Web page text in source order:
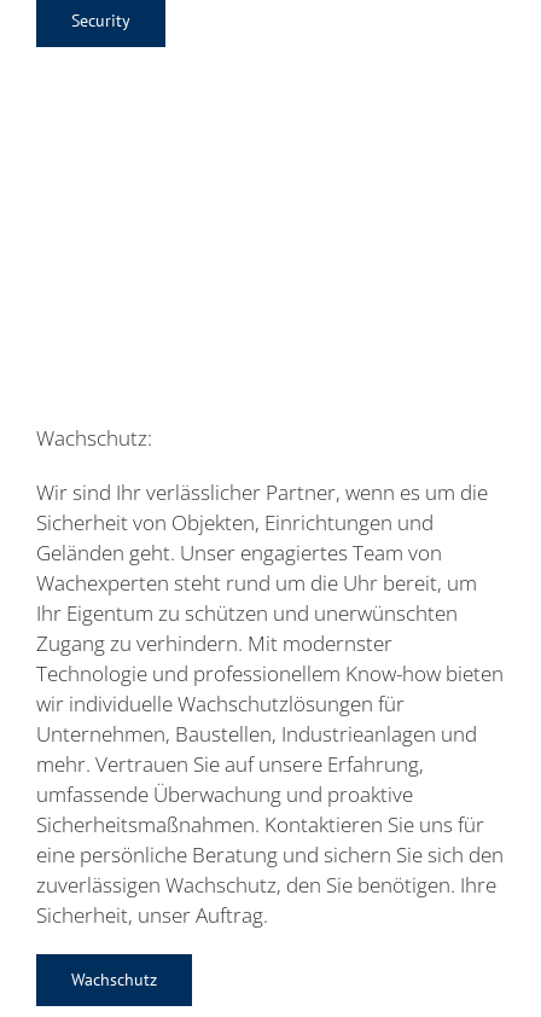
Security
Wachschutz:
Wir sind Ihr verlässlicher Partner, wenn es um die
Sicherheit von Objekten, Einrichtungen und
Geländen geht. Unser engagiertes Team von
Wachexperten steht rund um die Uhr bereit, um
Ihr Eigentum zu schützen und unerwünschten
Zugang zu verhindern. Mit modernster
Technologie und professionellem Know-how bieten
wir individuelle Wachschutzlösungen für
Unternehmen, Baustellen, Industrieanlagen und
mehr. Vertrauen Sie auf unsere Erfahrung,
umfassende Überwachung und proaktive
Sicherheitsmaßnahmen. Kontaktieren Sie uns für
eine persönliche Beratung und sichern Sie sich den
zuverlässigen Wachschutz, den Sie benötigen. Ihre
Sicherheit, unser Auftrag.
Wachschutz